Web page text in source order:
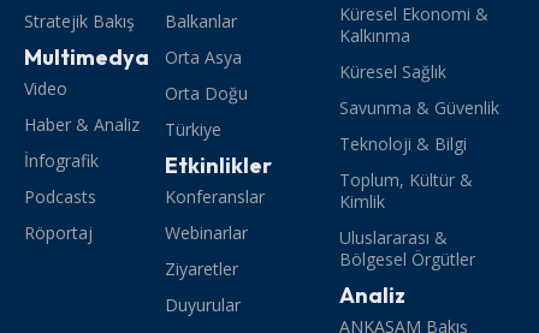
Stratejik Bakış
Multimedya
Video
Haber & Analiz
İnfografik
Podcasts
Röportaj
Balkanlar
Orta Asya
Orta Doğu
Türkiye
Etkinlikler
Konferanslar
Webinarlar
Ziyaretler
Duyurular
Küresel Ekonomi &
Kalkınma
Küresel Sağlık
Savunma & Güvenlik
Teknoloji & Bilgi
Toplum, Kültür &
Kimlik
Uluslararası &
Bölgesel Örgütler
Analiz
ANKASAM Bakış